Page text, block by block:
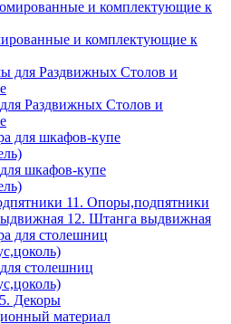
и комплектующие к
Раздвижных Столов и
шкафов-купе
11. Опоры,подпятники
12. Штанга выдвижная
столешниц
Декоры